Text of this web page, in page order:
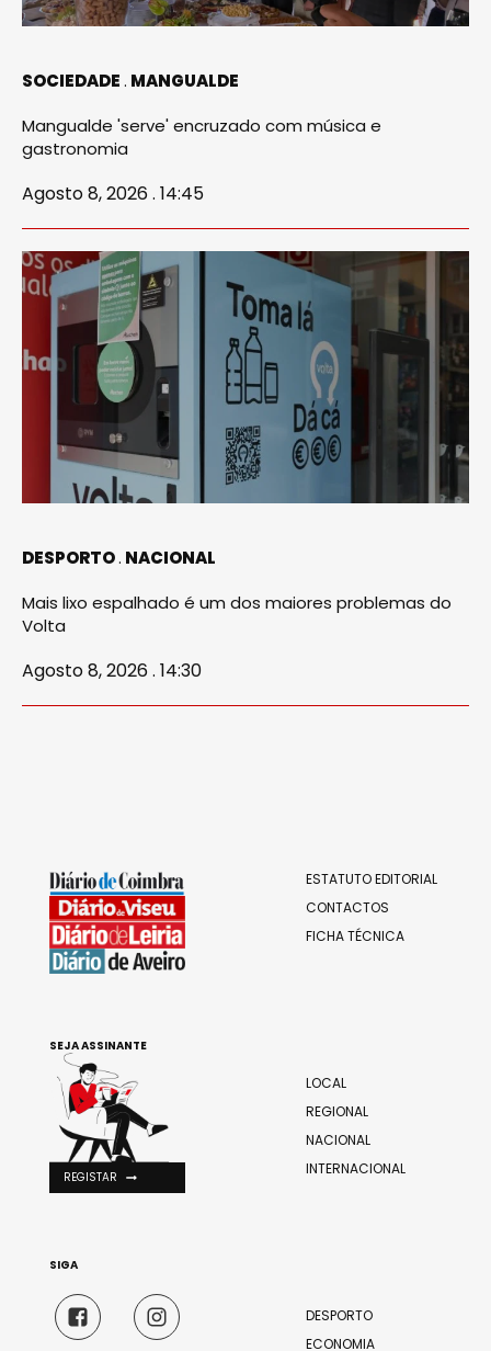
SOCIEDADE MANGUALDE
Mangualde 'serve' encruzado com música e
gastronomia
Agosto 8, 2026 . 14:45
DESPORTO NACIONAL
Mais lixo espalhado é um dos maiores problemas do
Volta
Agosto 8, 2026 . 14:30
ESTATUTO EDITORIAL
CONTACTOS
FICHA TÉCNICA
LOCAL
REGIONAL
NACIONAL
INTERNACIONAL
DESPORTO
ECONOMIA
SEJA ASSINANTE
REGISTAR
SIGA